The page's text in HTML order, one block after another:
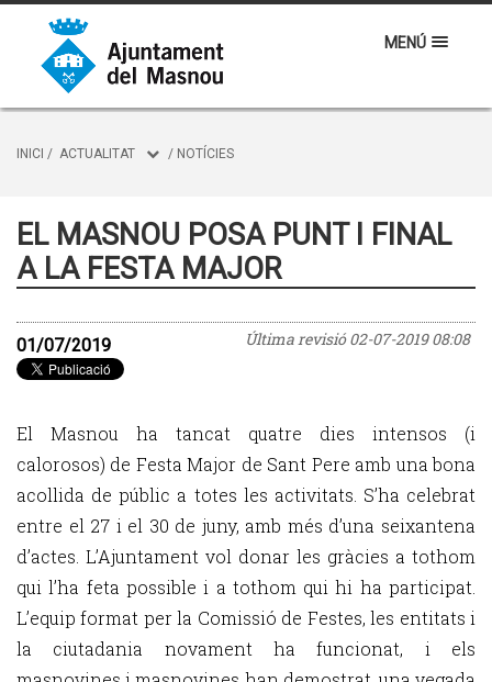
MENÚ
INICI / ACTUALITAT / NOTÍCIES
EL MASNOU POSA PUNT I FINAL
A LA FESTA MAJOR
Última revisió02-07-2019 08:08
01/07/2019
El Masnou ha tancat quatre dies intensos (i
calorosos) de Festa Major de Sant Pere amb una bona
acollida de públic a totes les activitats. S’ha celebrat
entre el 27 i el 30 de juny, amb més d’una seixantena
d’actes. L’Ajuntament vol donar les gràcies a tothom
qui l’ha feta possible i a tothom qui hi ha participat.
L’equip format per la Comissió de Festes, les entitats i
la ciutadania novament ha funcionat, i els